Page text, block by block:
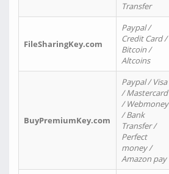
Transfer
FileSharingKey.com
Paypal /
Credit Card /
Bitcoin /
Altcoins
BuyPremiumKey.com
Paypal / Visa
/ Mastercard
/ Webmoney
/ Bank
Transfer /
Perfect
money /
Amazon pay